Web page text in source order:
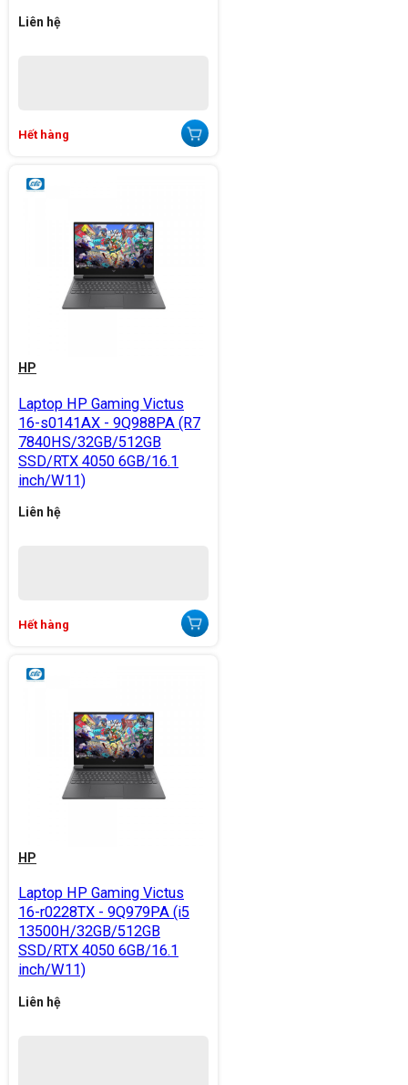
Liên hệ
Hết hàng
HP
Laptop HP Gaming Victus
16-s0141AX - 9Q988PA (R7
7840HS/32GB/512GB
SSD/RTX 4050 6GB/16.1
inch/W11)
Liên hệ
Hết hàng
HP
Laptop HP Gaming Victus
16-r0228TX - 9Q979PA (i5
13500H/32GB/512GB
SSD/RTX 4050 6GB/16.1
inch/W11)
Liên hệ